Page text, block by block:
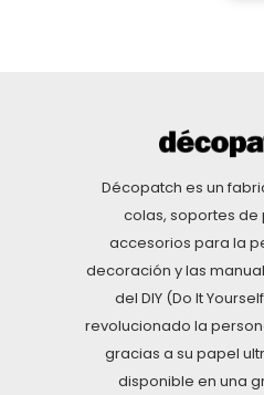
Décopatch es un
colas, soportes
accesorios para la
decoración y las
del DIY (Do It
revolucionado la
gracias a su papel
disponible en una